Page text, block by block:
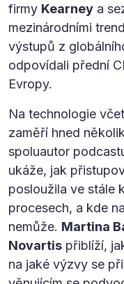
firmy Kearney a
mezinárodními
výstupů z
odpovídali přední
Evropy.
Na technologie
zaměří hned
spoluautor
ukáže, jak
posloužila ve stále
procesech, a kde
nemůže. Martina
Novartis přiblíží,
na jaké výzvy se